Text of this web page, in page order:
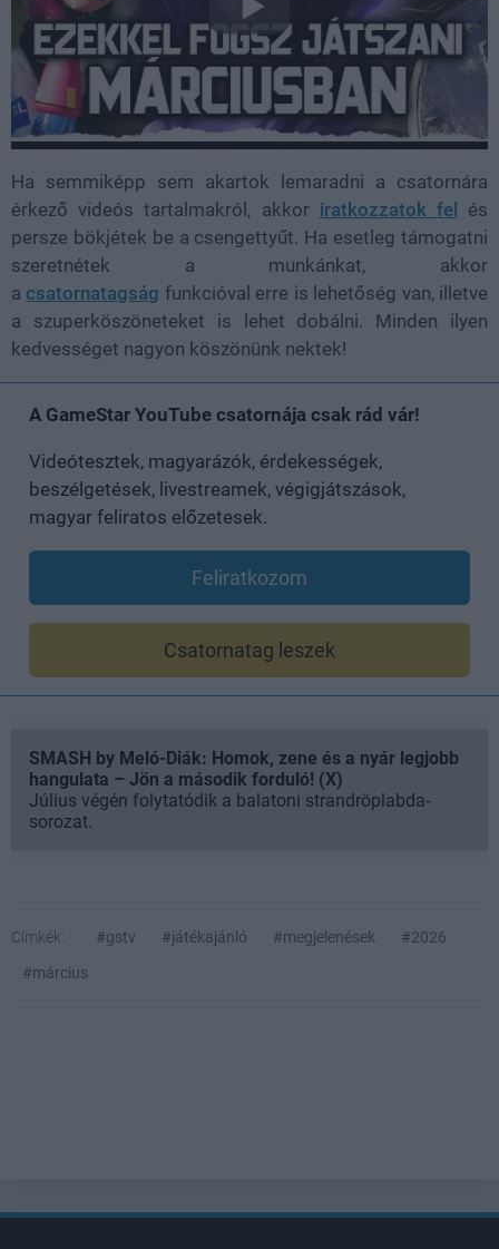
Ha semmiképp sem akartok lemaradni a csatornára
érkező videós tartalmakról, akkor iratkozzatok fel és
persze bökjétek be a csengettyűt. Ha esetleg támogatni
szeretnétek a munkánkat, akkor
a csatornatagság funkcióval erre is lehetőség van, illetve
a szuperköszöneteket is lehet dobálni. Minden ilyen
kedvességet nagyon köszönünk nektek!
A GameStar YouTube csatornája csak rád vár!
Videótesztek, magyarázók, érdekességek,
beszélgetések, livestreamek, végigjátszások,
magyar feliratos előzetesek.
Feliratkozom
Csatornatag leszek
SMASH by Meló-Diák: Homok, zene és a nyár legjobb
hangulata – Jön a második forduló! (X)
Július végén folytatódik a balatoni strandröplabda-
sorozat.
Címkék: #gstv #játékajánló #megjelenések
#2026
#március